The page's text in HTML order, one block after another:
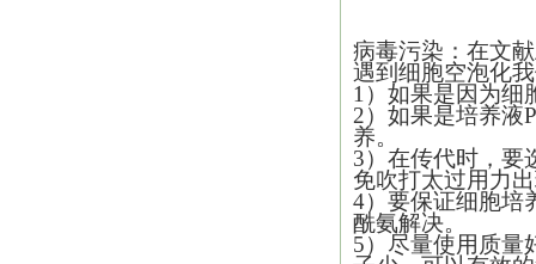
病毒污染：在文
遇到细胞空泡化
1）如果是因为细
2）如果是培养液
养。
3）在传代时，要
免吹打太过用力
4）要保证细胞培
酰氨解决。
5）尽量使用质量